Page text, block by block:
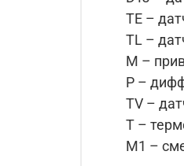
TE –
TL –
М –
P –
TV –
T –
М1 –